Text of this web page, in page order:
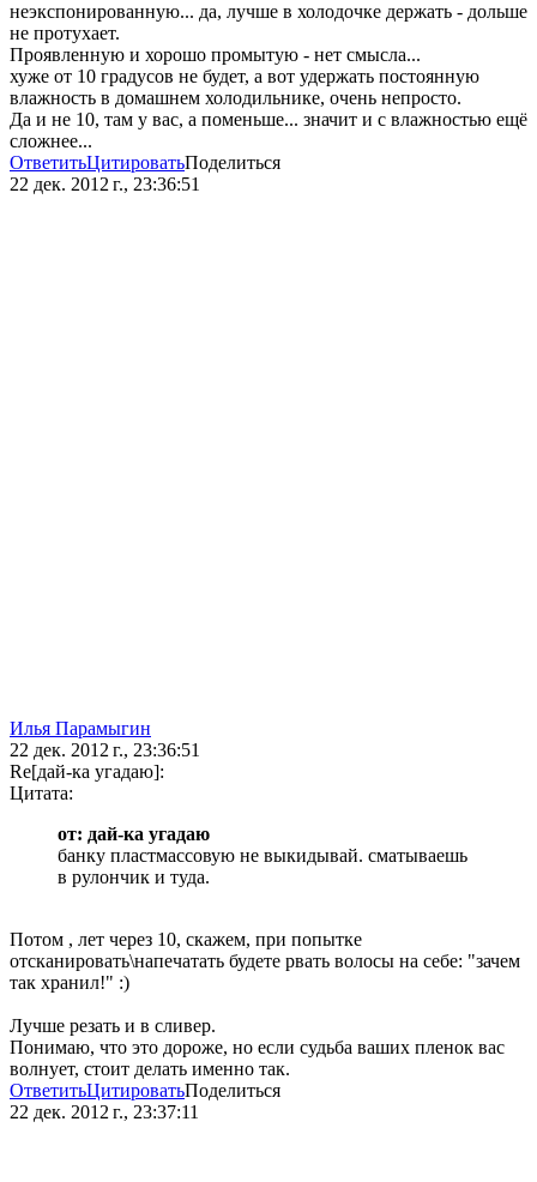
неэкспонированную... да, лучше в холодочке держать - дольше
не протухает.
Проявленную и хорошо промытую - нет смысла...
хуже от 10 градусов не будет, а вот удержать постоянную
влажность в домашнем холодильнике, очень непросто.
Да и не 10, там у вас, а поменьше... значит и с влажностью ещё
сложнее...
ОтветитьЦитироватьПоделиться
22 дек. 2012 г., 23:36:51
Илья Парамыгин
22 дек. 2012 г., 23:36:51
Re[дай-ка угадаю]:
Цитата:
от: дай-ка угадаю
банку пластмассовую не выкидывай. сматываешь
в рулончик и туда.
Потом , лет через 10, скажем, при попытке
отсканировать\напечатать будете рвать волосы на себе: "зачем
так хранил!" :)
Лучше резать и в сливер.
Понимаю, что это дороже, но если судьба ваших пленок вас
волнует, стоит делать именно так.
ОтветитьЦитироватьПоделиться
22 дек. 2012 г., 23:37:11